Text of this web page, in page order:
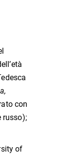
con
russo);
of